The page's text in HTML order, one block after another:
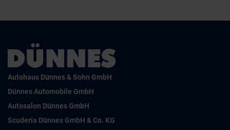
Autohaus Dünnes & Sohn GmbH
Dünnes Automobile GmbH
Autosalon Dünnes GmbH
Scuderia Dünnes GmbH & Co. KG